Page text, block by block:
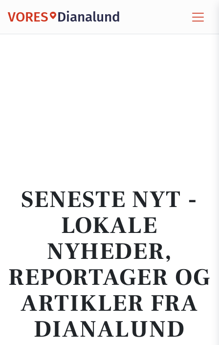
VORES Dianalund
SENESTE NYT -
LOKALE
NYHEDER,
REPORTAGER OG
ARTIKLER FRA
DIANALUND